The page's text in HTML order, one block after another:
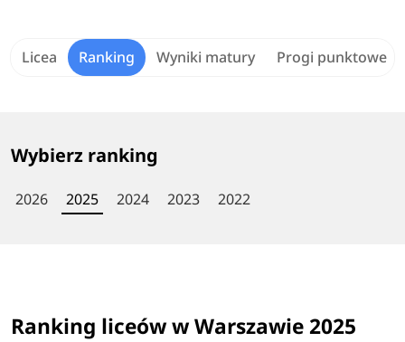
Licea Ranking Wyniki matury Progi punktowe
Wybierz ranking
2026 2025 2024 2023 2022
Ranking liceów w Warszawie 2025